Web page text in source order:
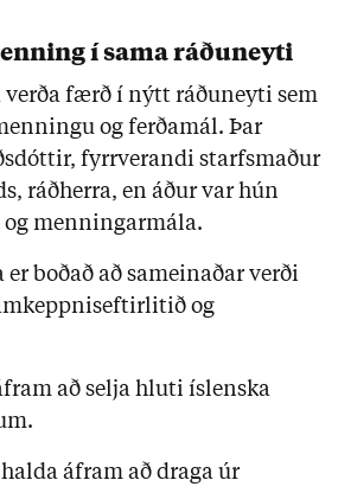
í sama ráðuneyti
færð í nýtt ráðuneyti sem
og ferðamál. Þar
fyrrverandi starfsmaður
ráðherra, en áður var hún
menningarmála.
boðað að sameinaðar verði
og
að selja hluti íslenska
áfram að draga úr